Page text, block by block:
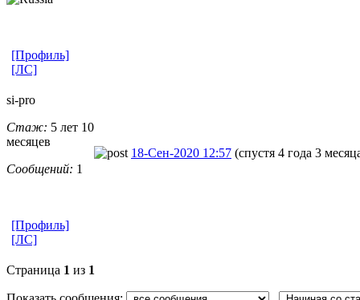
[Профиль]
[ЛС]
si-pro
Стаж: 5 лет 10
месяцев
Сообщений: 1
18-Сен-2020 12:57 (спустя 4 года 3
[Профиль]
[ЛС]
Страница 1 из 1